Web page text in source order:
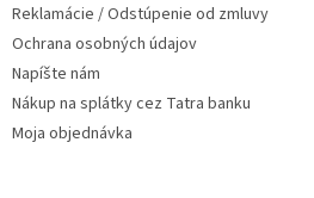
Reklamácie / Odstúpenie od zmluvy
Ochrana osobných údajov
Napíšte nám
Nákup na splátky cez Tatra banku
Moja objednávka